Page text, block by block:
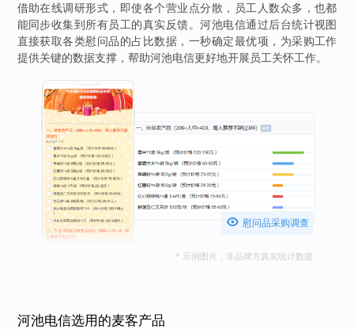
借助在线调研形式，即使各个营业点分散，员工人数众多，也都
能同步收集到所有员工的真实反馈。河池电信通过后台统计视图
直接获取各类慰问品的占比数据，一秒确定最优项，为采购工作
提供关键的数据支撑，帮助河池电信更好地开展员工关怀工作。
 慰问品采购调查
* 示例图片，非品牌方真实统计数据
河池电信选用的麦客产品